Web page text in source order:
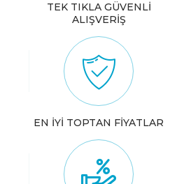
TEK TIKLA GÜVENLİ
ALIŞVERİŞ
EN İYİ TOPTAN FİYATLAR